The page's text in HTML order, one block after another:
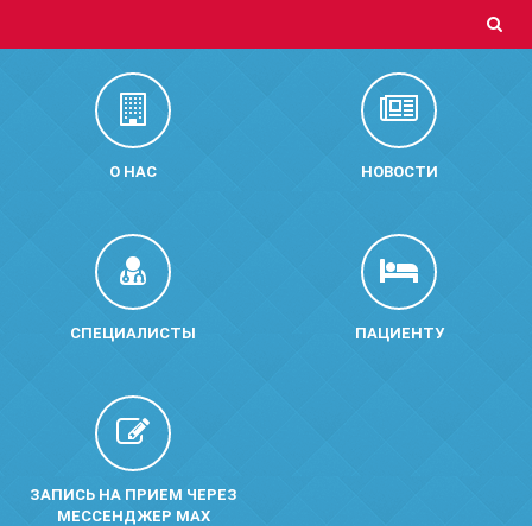
О НАС НОВОСТИ
СПЕЦИАЛИСТЫ ПАЦИЕНТУ
ЗАПИСЬ НА ПРИЕМ ЧЕРЕЗ
МЕССЕНДЖЕР MAX